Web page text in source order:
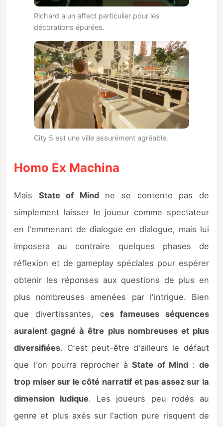
Richard a un affect particulier pour les
décorations épurées.
City 5 est une ville assurément agréable.
Homo Ex Machina
Mais State of Mindne se contente pas de
simplement laisser le joueur comme spectateur
en l'emmenant de dialogue en dialogue, mais lui
imposera au contraire quelques phases de
réflexion et de gameplay spéciales pour espérer
obtenir les réponses aux questions de plus en
plus nombreuses amenées par l'intrigue. Bien
que divertissantes, ces fameuses séquences
auraient gagné à être plus nombreuses et plus
diversifiées. C'est peut-être d'ailleurs le défaut
que l'on pourra reprocher àState of Mind: de
trop miser sur le côté narratif et pas assez sur la
dimension ludique. Les joueurs peu rodés au
genre et plus axés sur l'action pure risquent de